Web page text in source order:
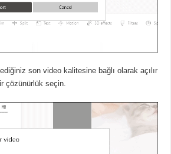
son video kalitesine bağlı olarak açılır
çözünürlük seçin.